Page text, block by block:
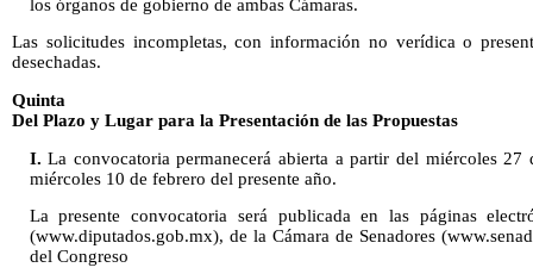
los órganos de gobierno de ambas Cámaras.
Las solicitudes incompletas, con información no verídica o
desechadas.
Quinta
Del Plazo y Lugar para la Presentación de las Propuestas
I.La convocatoria permanecerá abierta a partir del miércoles
miércoles 10 de febrero del presente año.
La presente convocatoria será publicada en las páginas
(www.diputados.gob.mx), de la Cámara de Senadores
del Congreso